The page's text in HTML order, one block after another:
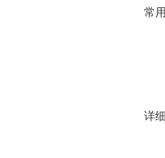
常
详